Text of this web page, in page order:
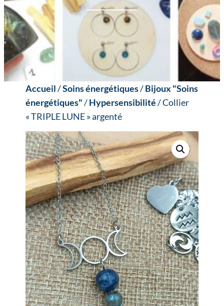
Accueil/Soins énergétiques/Bijoux "Soins
énergétiques"/Hypersensibilité/ Collier
« TRIPLE LUNE » argenté